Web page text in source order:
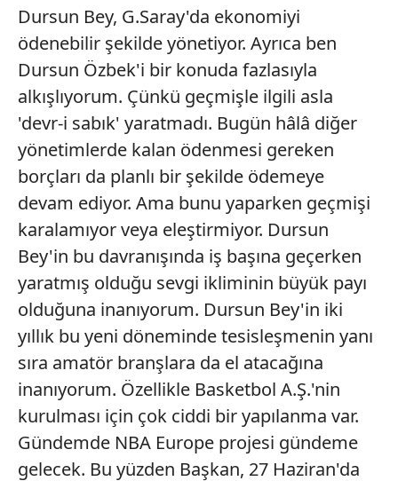
Çerezlere ilişkin tercihlerinizi aşağıda yer alan panel
vasıtasıyla belirleyebilirsiniz. Çerezlere ilişkin detaylı bilgi
için Ayarlar butonuna tıklayabilir,Çerez Bilgilendirme
Metnimizi ziyaret edebilirsiniz.
6698 sayılı Kişisel Verilerin Korunması Kanunu uyarınca
hazırlanmış Aydınlatma Metnimizi okumak ve sitemizde
ilgili mevzuata uygun olarak kullanılan çerezlerle ilgili bilgi
almak için lütfentıklayınız.
Dursun Bey, G.Saray'da ekonomiyi
ödenebilir şekilde yönetiyor. Ayrıca ben
Dursun Özbek'i bir konuda fazlasıyla
alkışlıyorum. Çünkü geçmişle ilgili asla
'devr-i sabık' yaratmadı. Bugün hâlâ diğer
yönetimlerde kalan ödenmesi gereken
borçları da planlı bir şekilde ödemeye
devam ediyor. Ama bunu yaparken geçmişi
karalamıyor veya eleştirmiyor. Dursun
Bey'in bu davranışında iş başına geçerken
yaratmış olduğu sevgi ikliminin büyük payı
olduğuna inanıyorum. Dursun Bey'in iki
yıllık bu yeni döneminde tesisleşmenin yanı
sıra amatör branşlara da el atacağına
inanıyorum. Özellikle Basketbol A.Ş.'nin
kurulması için çok ciddi bir yapılanma var.
Gündemde NBA Europe projesi gündeme
gelecek. Bu yüzden Başkan, 27 Haziran'da